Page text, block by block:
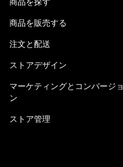
商品を販売する
注文と配送
ストアデザイン
マーケティングとコンバージョ
ン
ストア管理